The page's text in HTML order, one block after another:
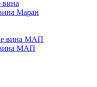
Маран
вина МАП
МАП